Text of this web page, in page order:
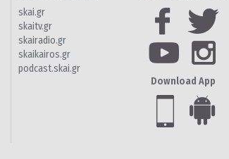
skai.gr
skaitv.gr
skairadio.gr
skaikairos.gr
podcast.skai.gr
Download App